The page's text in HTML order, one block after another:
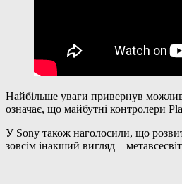
Найбільше уваги привернув
означає, що майбутні контролери
У Sony також наголосили, що
зовсім інакший вигляд –